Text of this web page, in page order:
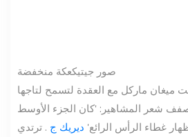
صور جيتيكعكة منخفضة
ميغان ماركل مع العقدة لتسمح لتاجها
شعر المشاهير: 'كان الجزء الأوسط
غطاء الرأس الرائع' ديريك ج . ترتدي